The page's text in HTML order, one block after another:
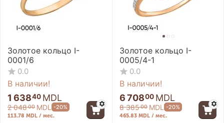
Золотое кольцо I-
0001/6
0.0
В наличии!
1 63840 MDL
2 04800 MDL -20%
113.78 MDL / мес.
Золотое кольцо I-
0005/4-1
0.0
В наличии!
6 70800 MDL
8 38500 MDL -20%
465.83 MDL / мес.